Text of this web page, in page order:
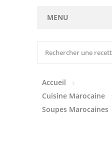
MENU
Entrées Froides
Accueil
Cuisine Marocaine
Soupes Marocaines